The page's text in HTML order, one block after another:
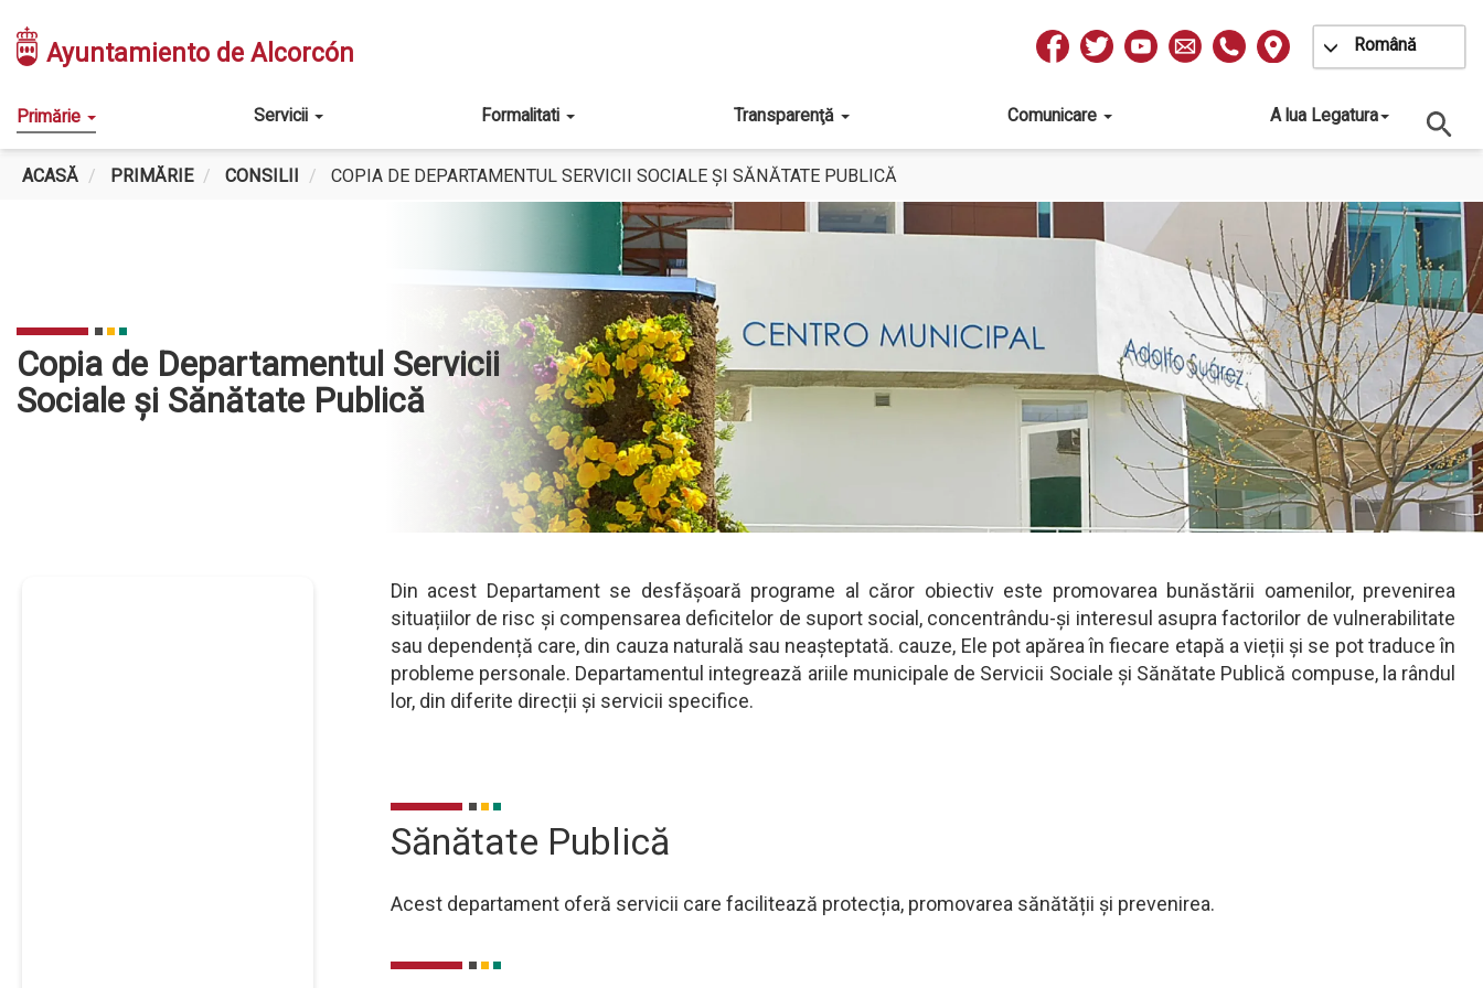
conţinutul
Ayuntamiento de Alcorcón
Redes
Sociales
Română
Toggle
Main
navigation
Primărie Servicii Formalitati Transparenţă Comunicare A lua Legatura
ACASĂ PRIMĂRIE CONSILII COPIA DE DEPARTAMENTUL SERVICII SOCIALE ȘI SĂNĂTATE PUBLICĂ
Copia de Departamentul Servicii
Sociale și Sănătate Publică
Descriere
Din acest Departament se desfășoară programe al căror obiectiv este promovarea bunăstării oamenilor, prevenirea
situațiilor de risc și compensarea deficitelor de suport social, concentrându-și interesul asupra factorilor de vulnerabilitate
sau dependență care, din cauza naturală sau neașteptată. cauze, Ele pot apărea în fiecare etapă a vieții și se pot traduce în
probleme personale. Departamentul integrează ariile municipale de Servicii Sociale și Sănătate Publică compuse, la rândul
lor, din diferite direcții și servicii specifice.
Sănătate Publică
Acest departament oferă servicii care facilitează protecția, promovarea sănătății și prevenirea.